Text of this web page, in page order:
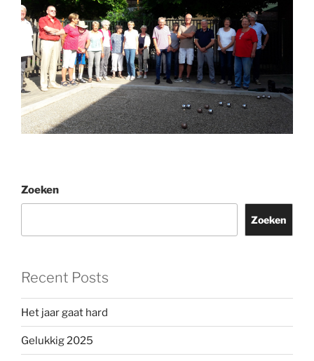
Zoeken
Zoeken
Recent Posts
Het jaar gaat hard
Gelukkig 2025